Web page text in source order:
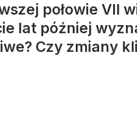
połowie VII
lat później
Czy zmiany